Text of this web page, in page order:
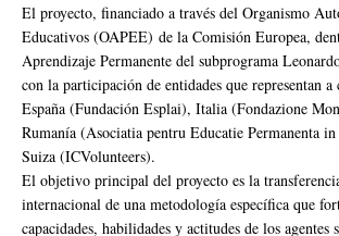
El proyecto, financiado a través del Organismo
Educativos (OAPEE) de la Comisión Europea,
Aprendizaje Permanente del subprograma
con la participación de entidades que representan a
España (Fundación Esplai), Italia (Fondazione
Rumanía (Asociatia pentru Educatie Permanenta
Suiza (ICVolunteers).
El objetivo principal del proyecto es la
internacional de una metodología específica que
capacidades, habilidades y actitudes de los agentes